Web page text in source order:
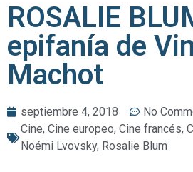
ROSALIE
epifanía de
Machot
septiembre 4, 2018
No
Cine, Cine europeo, Cine francés,
Noémi Lvovsky, Rosalie Blum